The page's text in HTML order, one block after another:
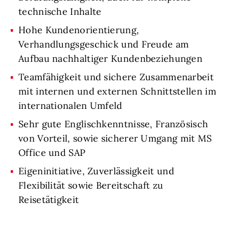
technische Inhalte
Hohe Kundenorientierung,
Verhandlungsgeschick und Freude am
Aufbau nachhaltiger Kundenbeziehungen
Teamfähigkeit und sichere Zusammenarbeit
mit internen und externen Schnittstellen im
internationalen Umfeld
Sehr gute Englischkenntnisse, Französisch
von Vorteil, sowie sicherer Umgang mit MS
Office und SAP
Eigeninitiative, Zuverlässigkeit und
Flexibilität sowie Bereitschaft zu
Reisetätigkeit